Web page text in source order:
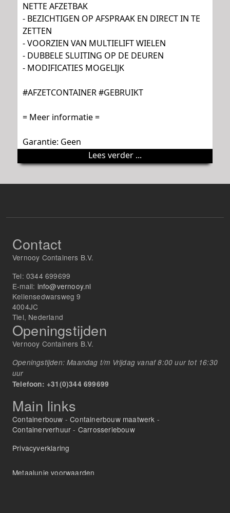
NETTE AFZETBAK
- BEZICHTIGEN OP AFSPRAAK EN DIRECT IN TE
ZETTEN
- VOORZIEN VAN MULTIELIFT WIELEN
- DUBBELE SLUITING OP DE DEUREN
- MODIFICATIES MOGELIJK
#AFZETCONTAINER #GEBRUIKT
= Meer informatie =
Garantie: Geen
Lees verder ...
Contact
Vernooy Containers B.V.
Tel: 0344 699699
E-mail: info@vernooy.nl
Kellensedwarsweg 9
4004JC
Tiel, Nederland
Openingstijden
Vernooy Containers B.V.
Openingstijden: Maandag t/m Vrijdag vanaf 8:00 uur tot 16:30
uur
Telefoon: +31(0)344 699699
Main links
Containerbouw -Containerbouw maatwerk -
Containerverhuur - Carrosseriebouw
Privacyverklaring
Metaalunie voorwaarden